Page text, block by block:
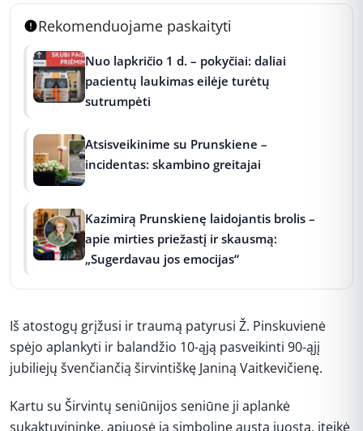
Rekomenduojame paskaityti
Nuo lapkričio 1 d. – pokyčiai: daliai
pacientų laukimas eilėje turėtų
sutrumpėti
Atsisveikinime su Prunskiene –
incidentas: skambino greitajai
Kazimirą Prunskienę laidojantis brolis –
apie mirties priežastį ir skausmą:
„Sugerdavau jos emocijas“
Iš atostogų grįžusi ir traumą patyrusi Ž. Pinskuvienė
spėjo aplankyti ir balandžio 10-ąją pasveikinti 90-ąjį
jubiliejų švenčiančią širvintiškę Janiną Vaitkevičienę.
Kartu su Širvintų seniūnijos seniūne ji aplankė
sukaktuvininkę, apjuosė ją simboline austa juosta, įteikė